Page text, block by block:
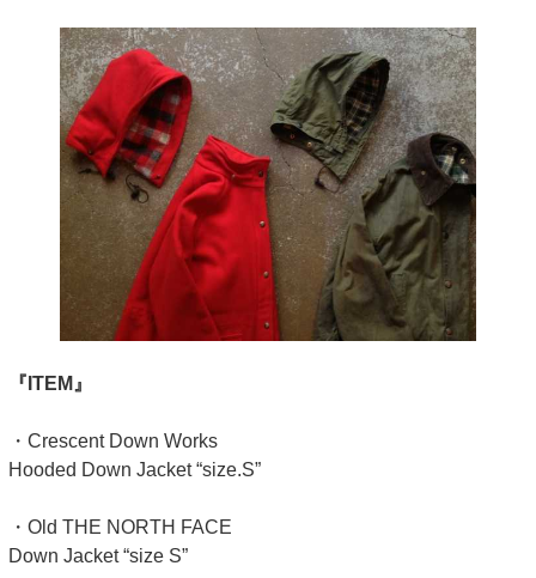
『ITEM』
・Crescent Down Works
Hooded Down Jacket “size.S”
・Old THE NORTH FACE
Down Jacket “size S”